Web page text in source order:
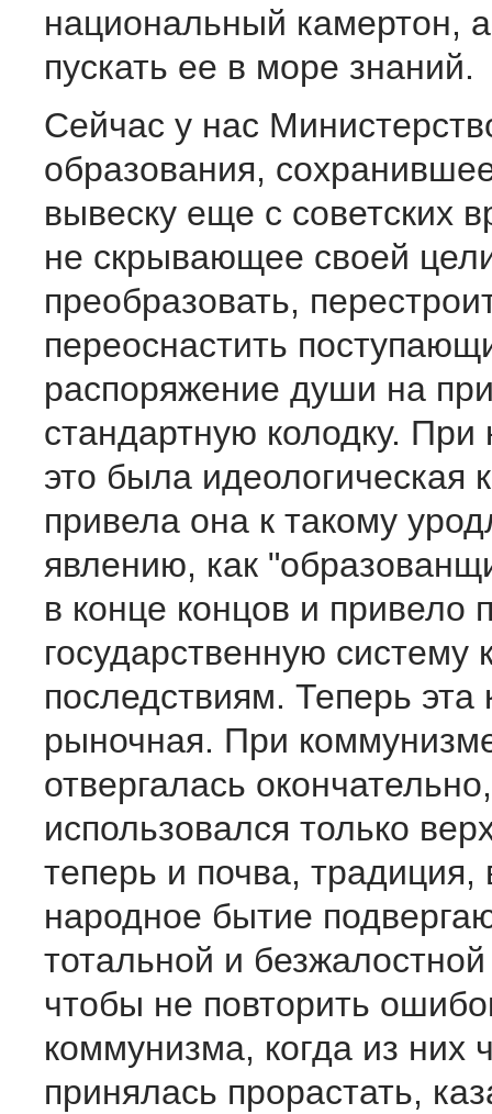
национальный камертон,
пускать ее в море знаний.
Сейчас у нас
образования,
вывеску еще с советских
не скрывающее своей
преобразовать,
переоснастить
распоряжение души на
стандартную колодку.
это была идеологическая
привела она к такому
явлению, как
в конце концов и привело
государственную систему
последствиям. Теперь эта
рыночная. При
отвергалась
использовался только
теперь и почва, традиция,
народное бытие
тотальной и
чтобы не повторить
коммунизма, когда из них
принялась прорастать,